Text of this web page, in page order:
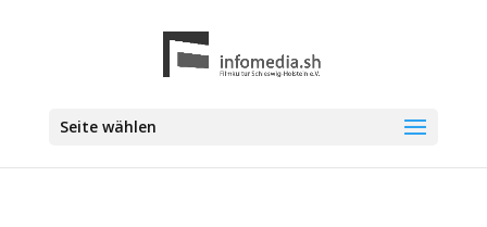
Seite wählen